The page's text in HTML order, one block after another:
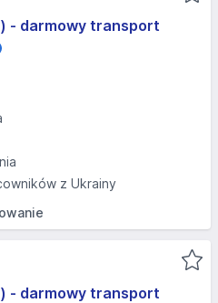
- darmowy transport
z Ukrainy
- darmowy transport